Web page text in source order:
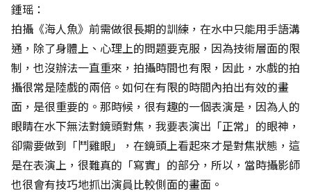
鍾瑶：
拍攝《海人魚》前需做很長期的訓練，在水中只能用手語溝
通，除了身體上、心理上的問題要克服，因為技術層面的限
制，也沒辦法一直重來，拍攝時間也有限，因此，水戲的拍
攝很常是陸戲的兩倍。如何在有限的時間內拍出有效的畫
面，是很重要的。那時候，很有趣的一個表演是，因為人的
眼睛在水下無法對鏡頭對焦，我要表演出「正常」的眼神，
卻需要做到「鬥雞眼」，在鏡頭上看起來才是對焦狀態，這
是在表演上，很難真的「寫實」的部分，所以，當時攝影師
也很會有技巧地抓出演員比較側面的畫面。